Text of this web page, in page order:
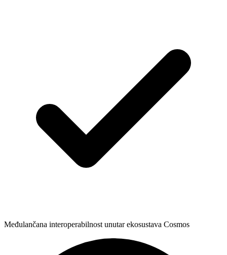
Međulančana interoperabilnost unutar ekosustava Cosmos